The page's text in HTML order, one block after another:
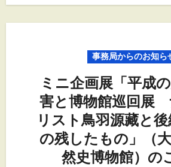
事務局からのお知ら
ミニ企画展「平成
害と博物館巡回展
リスト鳥羽源藏と
の残したもの」（
然史博物館）の